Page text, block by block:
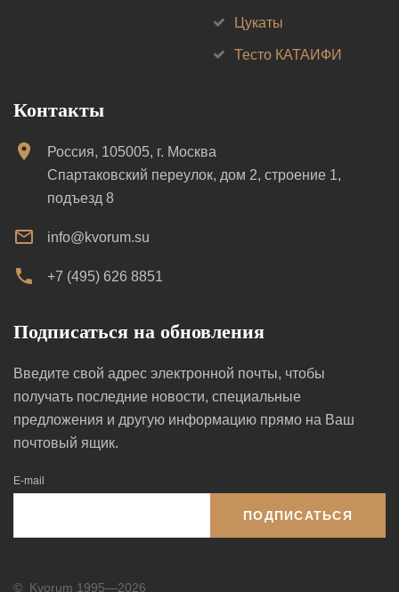
Цукаты
Тесто КАТАИФИ
Контакты
Россия, 105005, г. Москва
Спартаковский переулок, дом 2, строение 1,
подъезд 8
info@kvorum.su
+7 (495) 626 8851
Подписаться на обновления
Введите свой адрес электронной почты, чтобы
получать последние новости, специальные
предложения и другую информацию прямо на Ваш
почтовый ящик.
E-mail
ПОДПИСАТЬСЯ
© Kvorum 1995—2026